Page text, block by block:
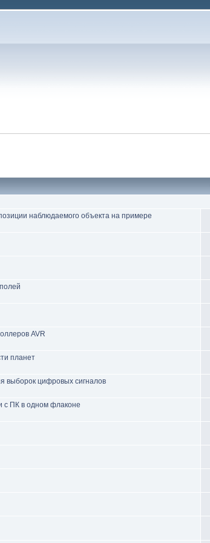
наблюдаемого объекта на примере
AVR
планет
выборок цифровых сигналов
с ПК в одном флаконе